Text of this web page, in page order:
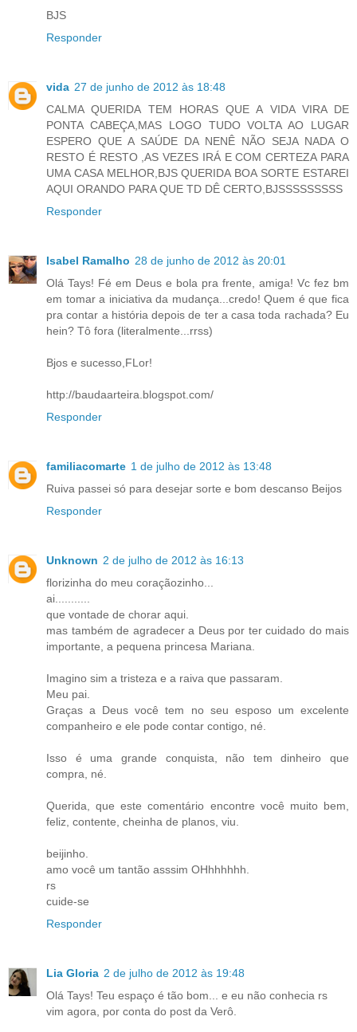
BJS
Responder
vida 27 de junho de 2012 às 18:48
CALMA QUERIDA TEM HORAS QUE A VIDA VIRA DE
PONTA CABEÇA,MAS LOGO TUDO VOLTA AO LUGAR
ESPERO QUE A SAÚDE DA NENÊ NÃO SEJA NADA O
RESTO É RESTO ,AS VEZES IRÁ E COM CERTEZA PARA
UMA CASA MELHOR,BJS QUERIDA BOA SORTE ESTAREI
AQUI ORANDO PARA QUE TD DÊ CERTO,BJSSSSSSSSS
Responder
Isabel Ramalho 28 de junho de 2012 às 20:01
Olá Tays! Fé em Deus e bola pra frente, amiga! Vc fez bm
em tomar a iniciativa da mudança...credo! Quem é que fica
pra contar a história depois de ter a casa toda rachada? Eu
hein? Tô fora (literalmente...rrss)
Bjos e sucesso,FLor!
http://baudaarteira.blogspot.com/
Responder
familiacomarte 1 de julho de 2012 às 13:48
Ruiva passei só para desejar sorte e bom descanso Beijos
Responder
Unknown 2 de julho de 2012 às 16:13
florizinha do meu coraçãozinho...
ai...........
que vontade de chorar aqui.
mas também de agradecer a Deus por ter cuidado do mais
importante, a pequena princesa Mariana.
Imagino sim a tristeza e a raiva que passaram.
Meu pai.
Graças a Deus você tem no seu esposo um excelente
companheiro e ele pode contar contigo, né.
Isso é uma grande conquista, não tem dinheiro que
compra, né.
Querida, que este comentário encontre você muito bem,
feliz, contente, cheinha de planos, viu.
beijinho.
amo você um tantão asssim OHhhhhhh.
rs
cuide-se
Responder
Lia Gloria 2 de julho de 2012 às 19:48
Olá Tays! Teu espaço é tão bom... e eu não conhecia rs
vim agora, por conta do post da Verô.